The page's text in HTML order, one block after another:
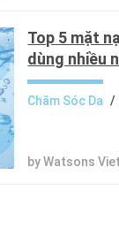
Top 5 mặt
dùng nhiều
Chăm Sóc Da /
by Watsons